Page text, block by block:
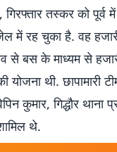
तस्कर को पूर्व
में रह चुका है. वह
बस के माध्यम से
थी. छापामारी
कुमार, गिद्धौर थाना
थे.